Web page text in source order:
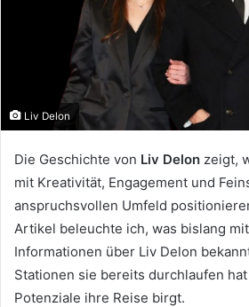
Liv Delon
Die Geschichte von Liv Delon zeigt,
mit Kreativität, Engagement und
anspruchsvollen Umfeld
Artikel beleuchte ich, was bislang
Informationen über Liv Delon
Stationen sie bereits durchlaufen
Potenziale ihre Reise birgt.